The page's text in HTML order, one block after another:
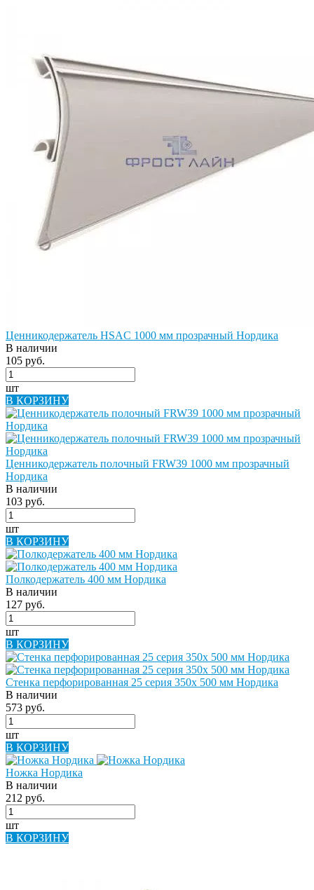
Ценникодержатель HSAC 1000 мм прозрачный Нордика
В наличии
105 руб.
шт
В КОРЗИНУ
Ценникодержатель полочный FRW39 1000 мм прозрачный
Нордика
В наличии
103 руб.
шт
В КОРЗИНУ
Полкодержатель 400 мм Нордика
В наличии
127 руб.
шт
В КОРЗИНУ
Стенка перфорированная 25 серия 350х 500 мм Нордика
В наличии
573 руб.
шт
В КОРЗИНУ
Ножка Нордика
В наличии
212 руб.
шт
В КОРЗИНУ